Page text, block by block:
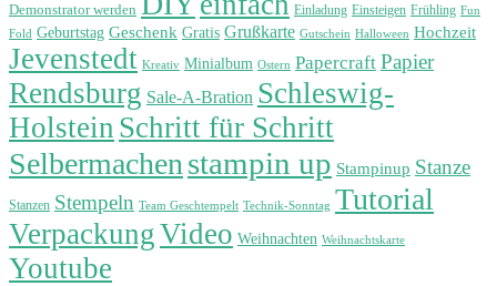
Demonstrator werden Einladung Einsteigen Frühling Fun
Fold Geburtstag Geschenk Gratis Grußkarte Gutschein Halloween Hochzeit
Jevenstedt Kreativ Minialbum Ostern Papercraft Papier
Rendsburg Sale-A-Bration Schleswig-
Holstein Schritt für Schritt
Selbermachen stampin up Stampinup Stanze
Stanzen Stempeln Team Geschtempelt Technik-Sonntag Tutorial
VerpackungVideo Weihnachten Weihnachtskarte
Youtube